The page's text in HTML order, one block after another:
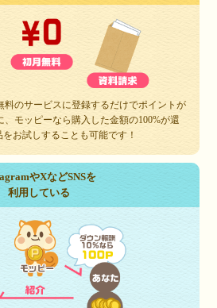
料のサービスに登録するだけでポイントが
モッピーなら購入した金額の100%が還
お試しすることも可能です！
やXなどSNSを
利用している